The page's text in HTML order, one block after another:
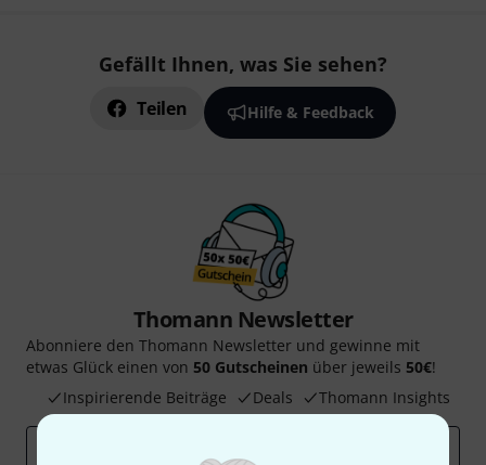
Gefällt Ihnen, was Sie sehen?
Teilen Hilfe & Feedback
Thomann Newsletter
Abonniere den Thomann Newsletter und gewinne mit
etwas Glück einen von 50 Gutscheinen über jeweils 50€!
Inspirierende Beiträge
Deals Thomann Insights